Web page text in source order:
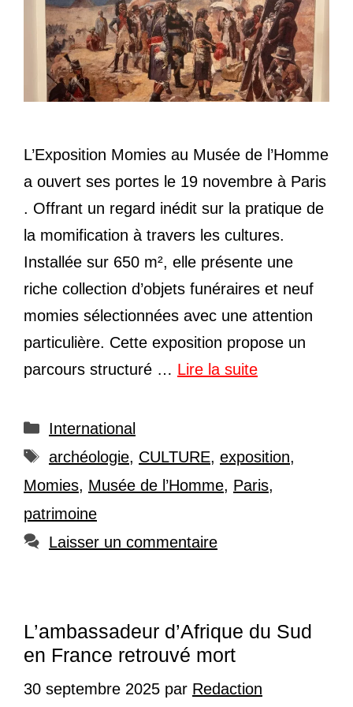
L’Exposition Momies au Musée de l’Homme
a ouvert ses portes le 19 novembre à Paris
. Offrant un regard inédit sur la pratique de
la momification à travers les cultures.
Installée sur 650 m², elle présente une
riche collection d’objets funéraires et neuf
momies sélectionnées avec une attention
particulière. Cette exposition propose un
parcours structuré … Lire la suite
Catégories
International
Étiquettes
archéologie, CULTURE, exposition,
Momies, Musée de l’Homme, Paris,
patrimoine
Laisser un commentaire
L’ambassadeur d’Afrique du Sud
en France retrouvé mort
30 septembre 2025 par Redaction